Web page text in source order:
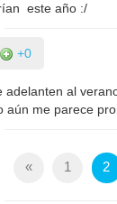
este año :/
+0
adelanten al
aún me parece
« 1 2